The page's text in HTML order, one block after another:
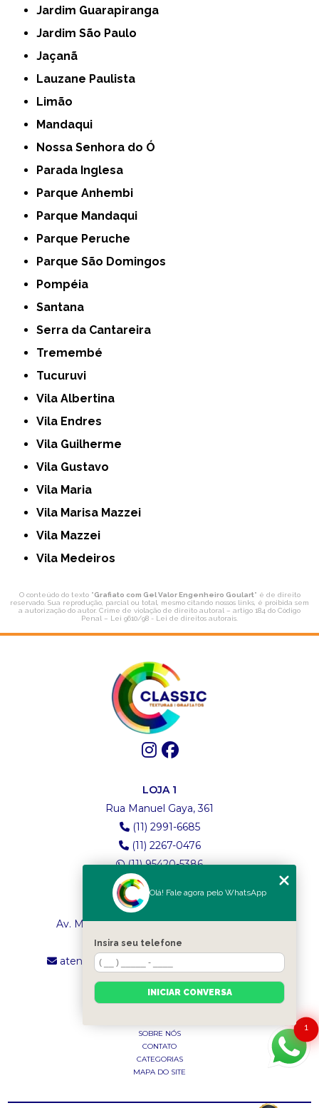
Jardim Guarapiranga
Jardim São Paulo
Jaçanã
Lauzane Paulista
Limão
Mandaqui
Nossa Senhora do Ó
Parada Inglesa
Parque Anhembi
Parque Mandaqui
Parque Peruche
Parque São Domingos
Pompéia
Santana
Serra da Cantareira
Tremembé
Tucuruvi
Vila Albertina
Vila Endres
Vila Guilherme
Vila Gustavo
Vila Maria
Vila Marisa Mazzei
Vila Mazzei
Vila Medeiros
O conteúdo do texto "Grafiato com Gel Valor Engenheiro Goulart" é de direito
reservado. Sua reprodução, parcial ou total, mesmo citando nossos links, é proibida sem
a autorização do autor. Crime de violação de direito autoral – artigo 184 do Código
Penal – Lei 9610/98 - Lei de direitos autorais
LOJA 1
Rua Manuel Gaya, 361
(11) 2991-6685
(11) 2267-0476
(11) 95420-5386
LOJA 2
Av. Maria Amália Lopes de Azevedo, 4260
(11) 2241-8434
atendimento.classictexturas@outlook.com
MENU
SOBRE NÓS
CONTATO
CATEGORIAS
MAPA DO SITE
1
Olá! Fale agora pelo WhatsApp
Insira seu telefone
INICIAR CONVERSA